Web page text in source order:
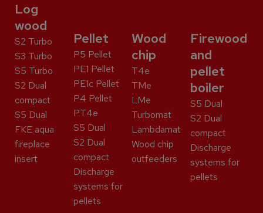
Log
wood
S2 Turbo
S3 Turbo
S5 Turbo
S2 Dual
compact
S5 Dual
FKE aqua
fireplace
insert
Pellet
P5 Pellet
PE1 Pellet
PE1c Pellet
P4 Pellet
PT4e
S5 Dual
S2 Dual
compact
Discharge
systems for
pellets
Wood
chip
T4e
TMe
LMe
Turbomat
Lambdamat
Wood chip
outfeeders
Firewood
and
pellet
boiler
S5 Dual
S2 Dual
compact
Discharge
systems for
pellets